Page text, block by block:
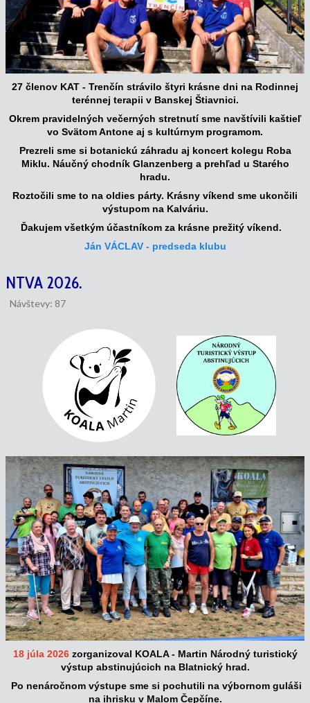
27 členov KAT - Trenčín strávilo štyri krásne dni na Rodinnej
terénnej terapii v Banskej Štiavnici.
Okrem pravidelných večerných stretnutí sme navštívili kaštieľ
vo Svätom Antone aj s kultúrnym programom.
Prezreli sme si botanickú záhradu aj koncert kolegu Roba
Miklu. Náučný chodník Glanzenberg a prehľad u Starého
hradu.
Roztočili sme to na oldies párty. Krásny víkend sme ukončili
výstupom na Kalváriu.
Ďakujem všetkým účastníkom za krásne prežitý víkend.
Ján VÁCLAV - predseda klubu
NTVA 2026.
Návštevy: 87
18 júla 2026zorganizoval KOALA - Martin Národný turistický
výstup abstinujúcich na Blatnický hrad.
Po nenáročnom výstupe sme si pochutili na výbornom guláši
na ihrisku v Malom Čepčíne.